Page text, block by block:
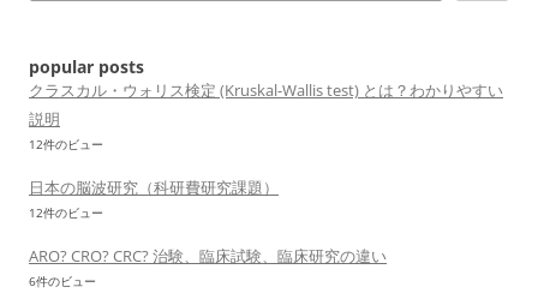
ン
popular posts
クラスカル・ウォリス検定 (Kruskal-Wallis test) とは？わかりやすい
説明
12件のビュー
日本の脳波研究（科研費研究課題）
12件のビュー
ARO? CRO? CRC? 治験、臨床試験、臨床研究の違い
6件のビュー